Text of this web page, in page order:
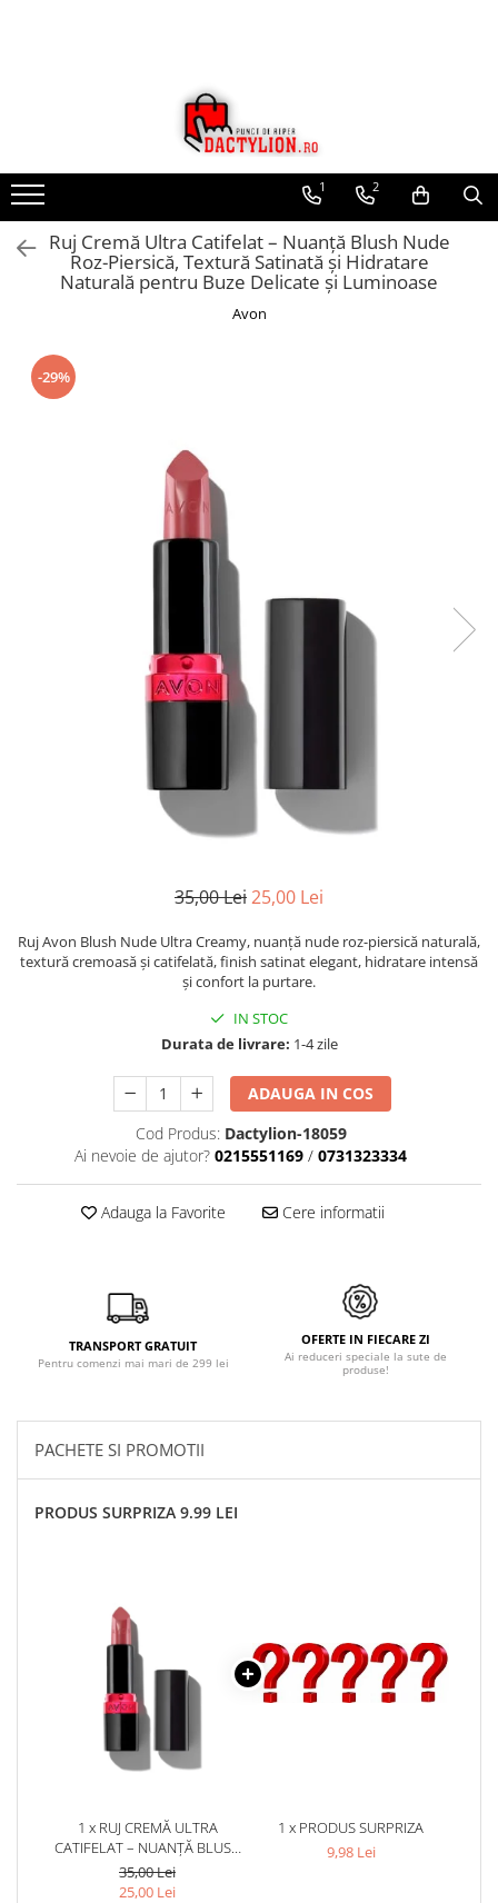
1 2
Ruj Cremă Ultra Catifelat – Nuanță Blush Nude
Roz-Piersică, Textură Satinată și Hidratare
Naturală pentru Buze Delicate și Luminoase
Avon
-29%
35,00 Lei25,00 Lei
Ruj Avon Blush Nude Ultra Creamy, nuanță nude roz-piersică naturală,
textură cremoasă și catifelată, finish satinat elegant, hidratare intensă
și confort la purtare.
IN STOC
Durata de livrare: 1-4 zile
ADAUGA IN COS
Cod Produs: Dactylion-18059
Ai nevoie de ajutor? 0215551169 / 0731323334
Adauga la Favorite Cere informatii
TRANSPORT GRATUIT
Pentru comenzi mai mari de 299 lei
OFERTE IN FIECARE ZI
Ai reduceri speciale la sute de
produse!
PACHETE SI PROMOTII
PRODUS SURPRIZA 9.99 LEI
1 x RUJ CREMĂ ULTRA
CATIFELAT – NUANȚĂ BLUSH
NUDE ROZ-PIERSICĂ, TEXTURĂ
SATINATĂ ȘI HIDRATARE
35,00 Lei
25,00 Lei
1 x PRODUS SURPRIZA
9,98 Lei